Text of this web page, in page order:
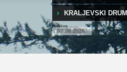
KRALJEVSKI
07.08.2026.